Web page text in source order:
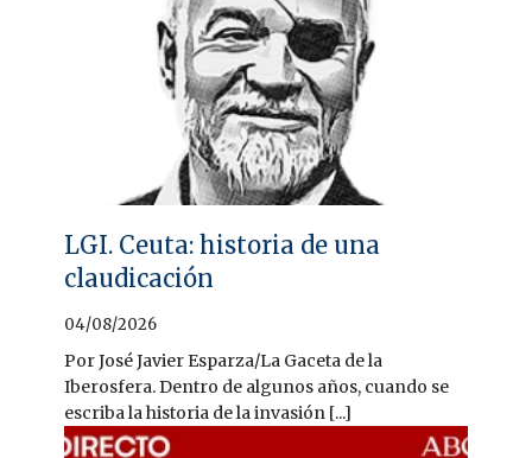
LGI. Ceuta: historia de una
claudicación
04/08/2026
Por José Javier Esparza/La Gaceta de la
Iberosfera. Dentro de algunos años, cuando se
escriba la historia de la invasión [...]